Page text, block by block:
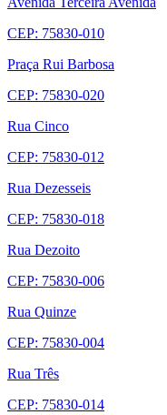
CEP: 75830-010
Praça Rui Barbosa
CEP: 75830-020
Rua Cinco
CEP: 75830-012
Rua Dezesseis
CEP: 75830-018
Rua Dezoito
CEP: 75830-006
Rua Quinze
CEP: 75830-004
Rua Três
CEP: 75830-014